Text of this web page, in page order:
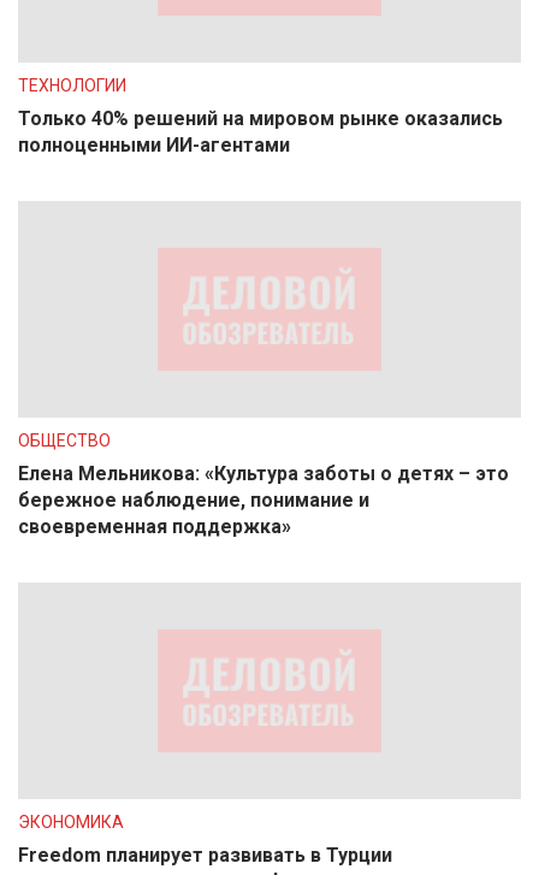
ТЕХНОЛОГИИ
Только 40% решений на мировом рынке оказались
полноценными ИИ-агентами
ОБЩЕСТВО
Елена Мельникова: «Культура заботы о детях – это
бережное наблюдение, понимание и
своевременная поддержка»
ЭКОНОМИКА
Freedom планирует развивать в Турции